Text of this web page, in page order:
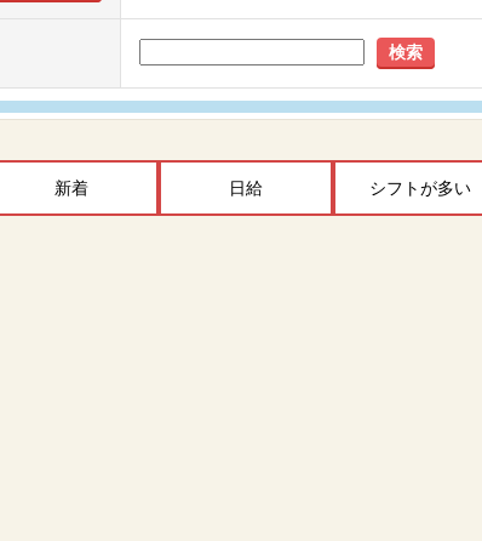
検索
新着 日給 シフトが多い